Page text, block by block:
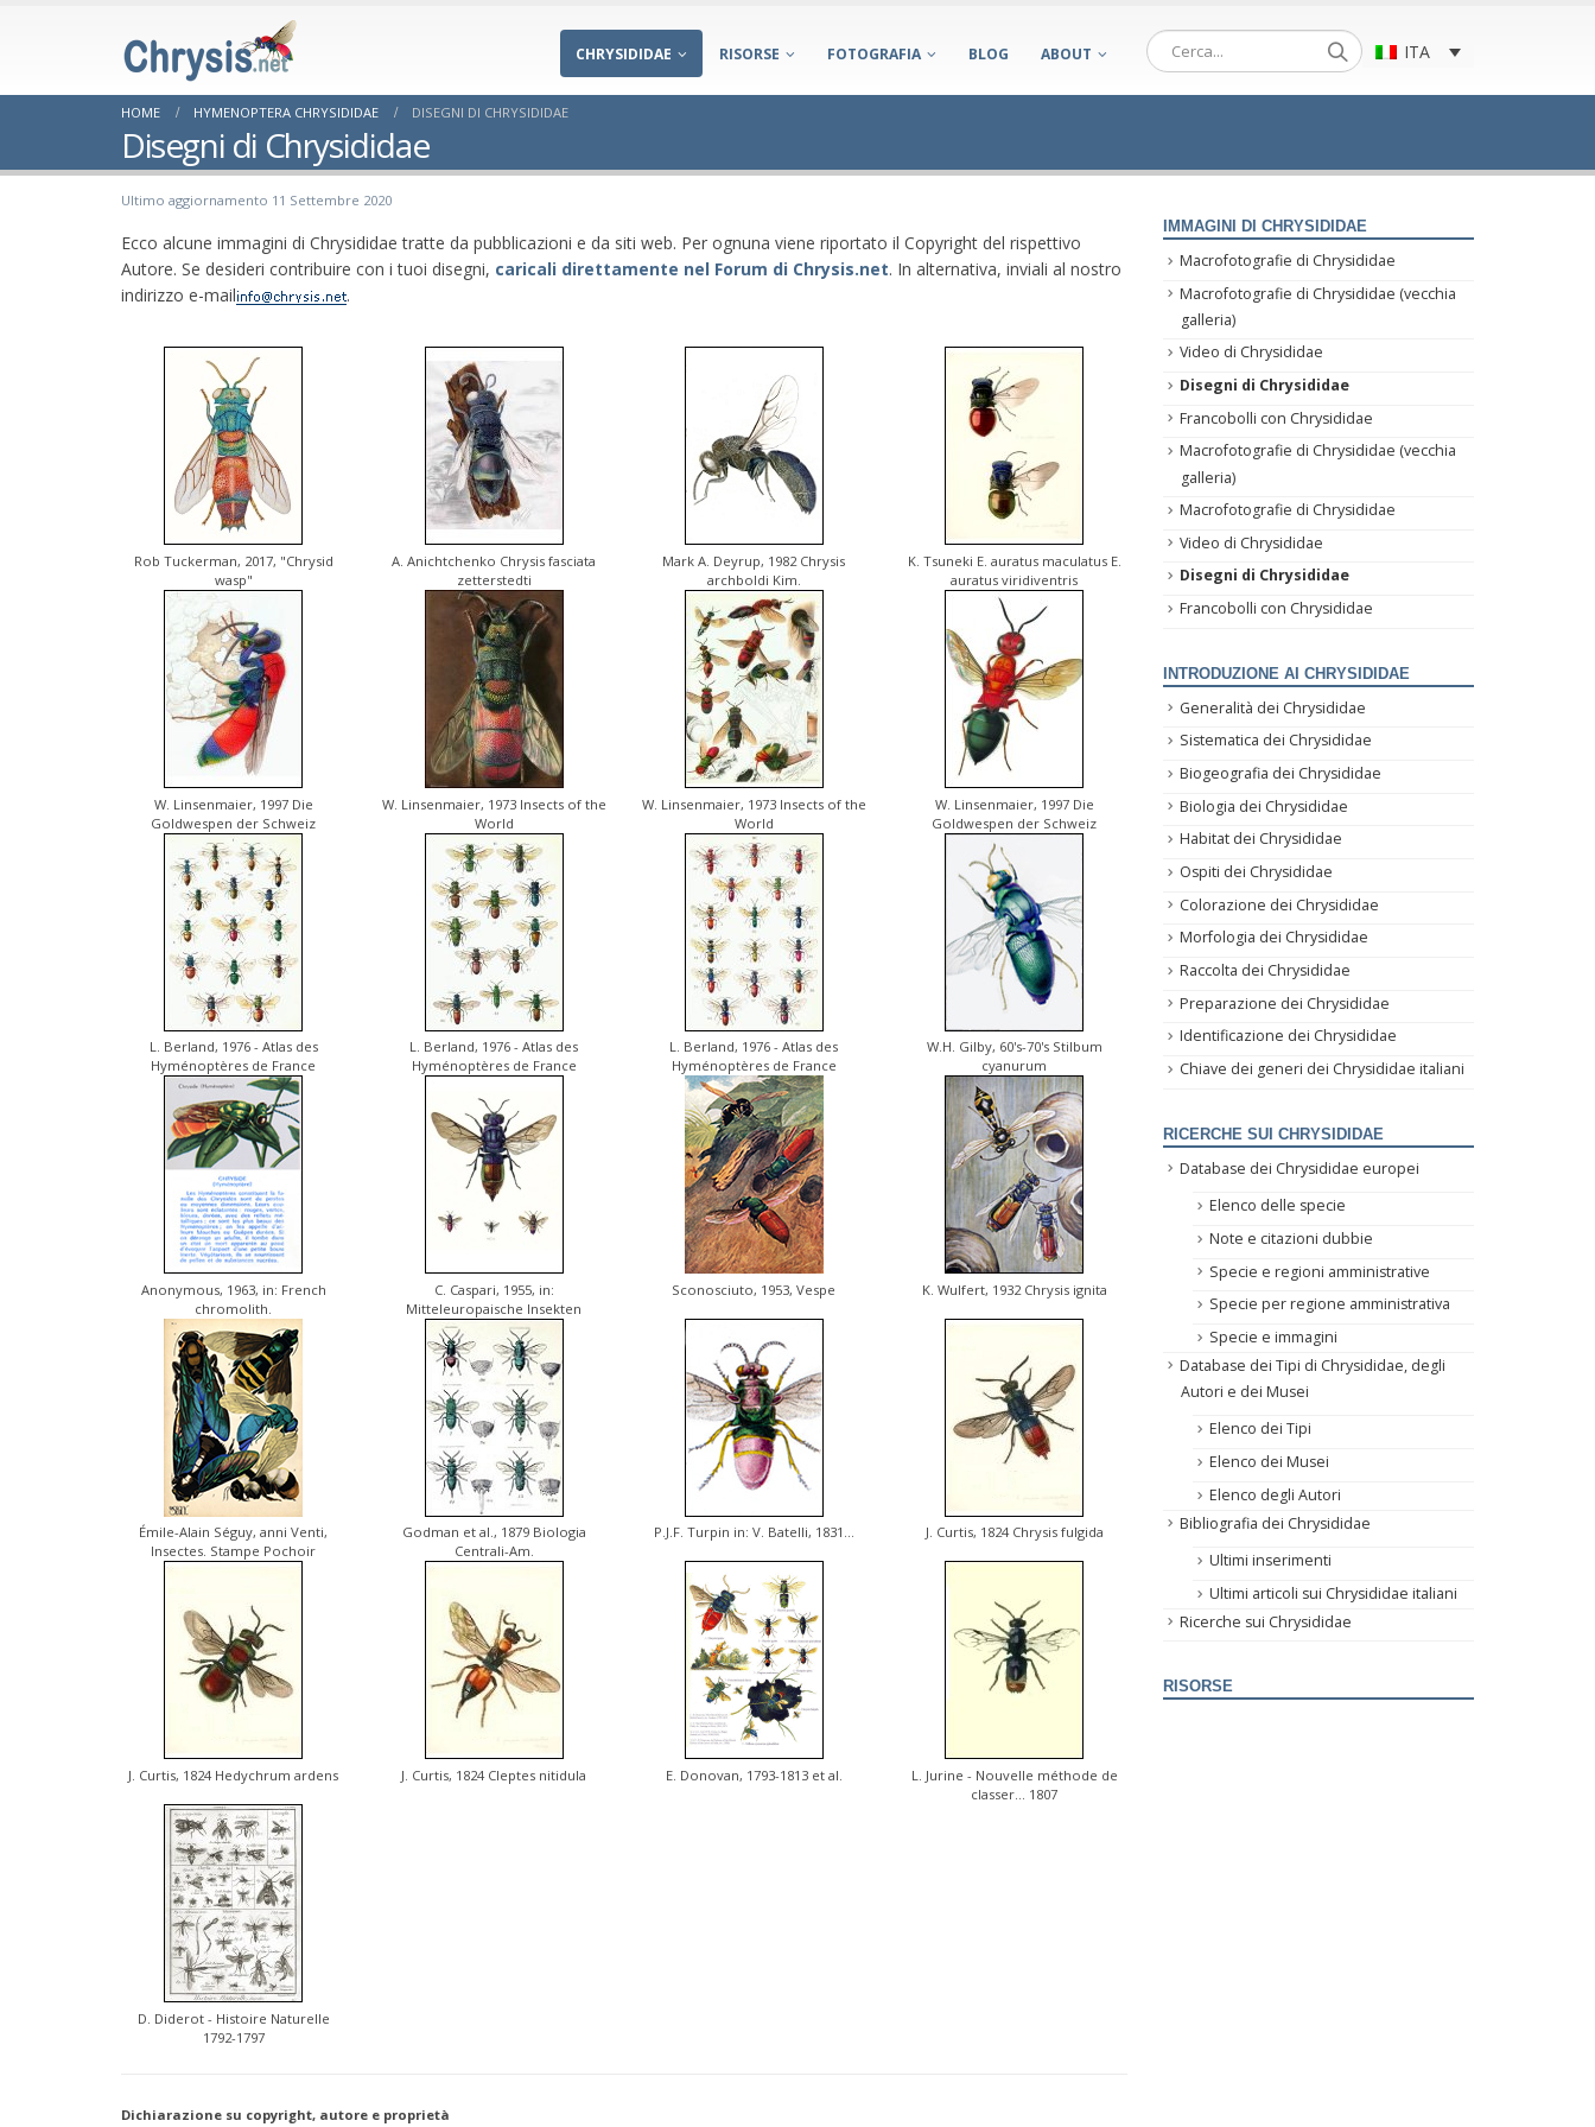
CHRYSIDIDAE RISORSE FOTOGRAFIA BLOG ABOUT ITA
HOME HYMENOPTERA CHRYSIDIDAE DISEGNI DI CHRYSIDIDAE
Disegni di Chrysididae
Ultimo aggiornamento 11 Settembre 2020
Ecco alcune immagini di Chrysididae tratte da pubblicazioni e da siti web. Per ognuna viene riportato il Copyright del rispettivo
Autore. Se desideri contribuire con i tuoi disegni, caricali direttamente nel Forum di Chrysis.net. In alternativa, inviali al nostro
indirizzo e-mail
.
Rob Tuckerman, 2017, "Chrysid
wasp"
A. Anichtchenko Chrysis fasciata
zetterstedti
Mark A. Deyrup, 1982 Chrysis
archboldi Kim.
K. Tsuneki E. auratus maculatus E.
auratus viridiventris
W. Linsenmaier, 1997 Die
Goldwespen der Schweiz
W. Linsenmaier, 1973 Insects of the
World
W. Linsenmaier, 1973 Insects of the
World
W. Linsenmaier, 1997 Die
Goldwespen der Schweiz
L. Berland, 1976 - Atlas des
Hyménoptères de France
L. Berland, 1976 - Atlas des
Hyménoptères de France
L. Berland, 1976 - Atlas des
Hyménoptères de France
W.H. Gilby, 60's-70's Stilbum
cyanurum
Anonymous, 1963, in: French
chromolith.
C. Caspari, 1955, in:
Mitteleuropaische Insekten
Sconosciuto, 1953, Vespe K. Wulfert, 1932 Chrysis ignita
Émile-Alain Séguy, anni Venti,
Insectes. Stampe Pochoir
Godman et al., 1879 Biologia
Centrali-Am.
P.J.F. Turpin in: V. Batelli, 1831... J. Curtis, 1824 Chrysis fulgida
J. Curtis, 1824 Hedychrum ardens J. Curtis, 1824 Cleptes nitidula E. Donovan, 1793-1813 et al.
L. Jurine - Nouvelle méthode de
classer... 1807
D. Diderot - Histoire Naturelle
1792-1797
Dichiarazione su copyright, autore e proprietà
IMMAGINI DI CHRYSIDIDAE
Macrofotografie di Chrysididae
Macrofotografie di Chrysididae (vecchia
galleria)
Video di Chrysididae
Disegni di Chrysididae
Francobolli con Chrysididae
Macrofotografie di Chrysididae (vecchia
galleria)
Macrofotografie di Chrysididae
Video di Chrysididae
Disegni di Chrysididae
Francobolli con Chrysididae
INTRODUZIONE AI CHRYSIDIDAE
Generalità dei Chrysididae
Sistematica dei Chrysididae
Biogeografia dei Chrysididae
Biologia dei Chrysididae
Habitat dei Chrysididae
Ospiti dei Chrysididae
Colorazione dei Chrysididae
Morfologia dei Chrysididae
Raccolta dei Chrysididae
Preparazione dei Chrysididae
Identificazione dei Chrysididae
Chiave dei generi dei Chrysididae italiani
RICERCHE SUI CHRYSIDIDAE
Database dei Chrysididae europei
Elenco delle specie
Note e citazioni dubbie
Specie e regioni amministrative
Specie per regione amministrativa
Specie e immagini
Database dei Tipi di Chrysididae, degli
Autori e dei Musei
Elenco dei Tipi
Elenco dei Musei
Elenco degli Autori
Bibliografia dei Chrysididae
Ultimi inserimenti
Ultimi articoli sui Chrysididae italiani
Ricerche sui Chrysididae
RISORSE